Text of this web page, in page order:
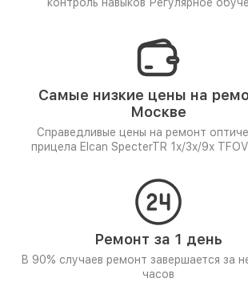
Самые низкие цены на
Москве
Справедливые цены на ремонт
прицела Elcan SpecterTR 1x/3x/9x
Ремонт за 1 день
В 90% случаев ремонт завершается за
часов